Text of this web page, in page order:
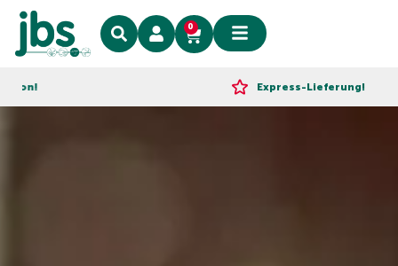
0
Express-Lieferung!